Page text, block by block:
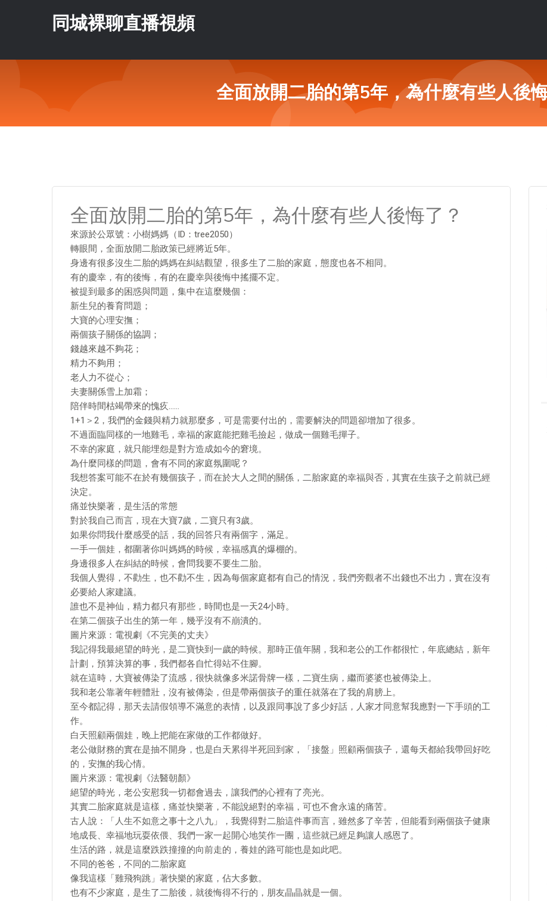
同城裸聊直播視頻
全面放開二胎的第5年，為什麼有些人後
全面放開二胎的第5年，為什麼有些人後悔了？
來源於公眾號：小樹媽媽（ID：tree2050）
轉眼間，全面放開二胎政策已經將近5年。
身邊有很多沒生二胎的媽媽在糾結觀望，很多生了二胎的家庭，態度也各不相同。
有的慶幸，有的後悔，有的在慶幸與後悔中搖擺不定。
被提到最多的困惑與問題，集中在這麼幾個：
新生兒的養育問題；
大寶的心理安撫；
兩個孩子關係的協調；
錢越來越不夠花；
精力不夠用；
老人力不從心；
夫妻關係雪上加霜；
陪伴時間枯竭帶來的愧疚……
1+1＞2，我們的金錢與精力就那麼多，可是需要付出的，需要解決的問題卻增加了很多。
不過面臨同樣的一地雞毛，幸福的家庭能把雞毛撿起，做成一個雞毛撣子。
不幸的家庭，就只能埋怨是對方造成如今的窘境。
為什麼同樣的問題，會有不同的家庭氛圍呢？
我想答案可能不在於有幾個孩子，而在於大人之間的關係，二胎家庭的幸福與否，其實在生孩子之前就已經
決定。
痛並快樂著，是生活的常態
對於我自己而言，現在大寶7歲，二寶只有3歲。
如果你問我什麼感受的話，我的回答只有兩個字，滿足。
一手一個娃，都圍著你叫媽媽的時候，幸福感真的爆棚的。
身邊很多人在糾結的時候，會問我要不要生二胎。
我個人覺得，不勸生，也不勸不生，因為每個家庭都有自己的情況，我們旁觀者不出錢也不出力，實在沒有
必要給人家建議。
誰也不是神仙，精力都只有那些，時間也是一天24小時。
在第二個孩子出生的第一年，幾乎沒有不崩潰的。
圖片來源：電視劇《不完美的丈夫》
我記得我最絕望的時光，是二寶快到一歲的時候。那時正值年關，我和老公的工作都很忙，年底總結，新年
計劃，預算決算的事，我們都各自忙得站不住腳。
就在這時，大寶被傳染了流感，很快就像多米諾骨牌一樣，二寶生病，繼而婆婆也被傳染上。
我和老公靠著年輕體壯，沒有被傳染，但是帶兩個孩子的重任就落在了我的肩膀上。
至今都記得，那天去請假領導不滿意的表情，以及跟同事說了多少好話，人家才同意幫我應對一下手頭的工
作。
白天照顧兩個娃，晚上把能在家做的工作都做好。
老公做財務的實在是抽不開身，也是白天累得半死回到家，「接盤」照顧兩個孩子，還每天都給我帶回好吃
的，安撫的我心情。
圖片來源：電視劇《法醫朝顏》
絕望的時光，老公安慰我一切都會過去，讓我們的心裡有了亮光。
其實二胎家庭就是這樣，痛並快樂著，不能說絕對的幸福，可也不會永遠的痛苦。
古人說：「人生不如意之事十之八九」，我覺得對二胎這件事而言，雖然多了辛苦，但能看到兩個孩子健康
地成長、幸福地玩耍依偎、我們一家一起開心地笑作一團，這些就已經足夠讓人感恩了。
生活的路，就是這麼跌跌撞撞的向前走的，養娃的路可能也是如此吧。
不同的爸爸，不同的二胎家庭
像我這樣「雞飛狗跳」著快樂的家庭，佔大多數。
也有不少家庭，是生了二胎後，就後悔得不行的，朋友晶晶就是一個。